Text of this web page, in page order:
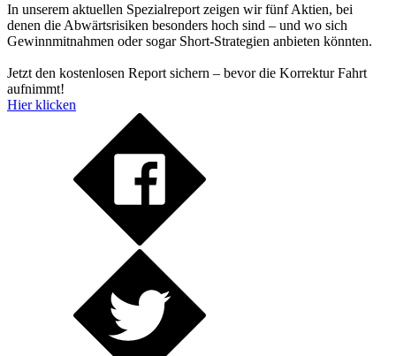
In unserem aktuellen Spezialreport zeigen wir fünf Aktien, bei
denen die Abwärtsrisiken besonders hoch sind – und wo sich
Gewinnmitnahmen oder sogar Short-Strategien anbieten könnten.
Jetzt den kostenlosen Report sichern – bevor die Korrektur Fahrt
aufnimmt!
Hier klicken